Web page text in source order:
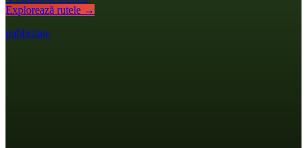
Explorează rutele →
publicitate